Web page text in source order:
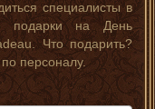
специалисты в
подарки на День
Что подарить?
персоналу.